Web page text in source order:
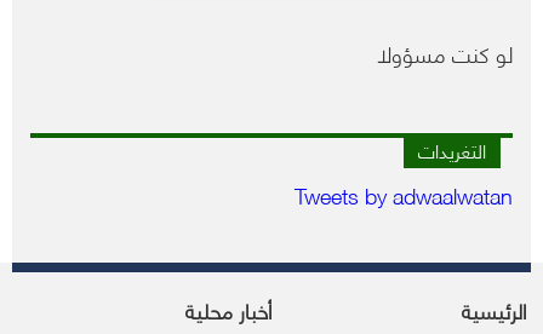
لو كنت مسؤولا
التغريدات
Tweets by adwaalwatan
الرئيسية
أخبار محلية